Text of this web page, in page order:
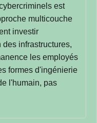
est
multicouche
investir
infrastructures,
les employés
formes d'ingénierie
l'humain, pas